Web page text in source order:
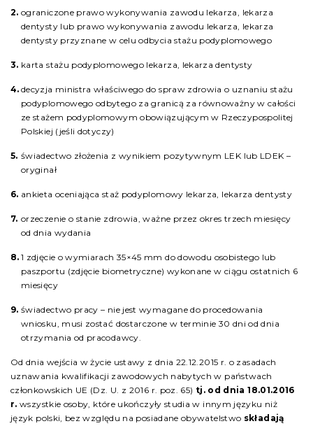
ograniczone prawo wykonywania zawodu lekarza, lekarza
dentysty lub prawo wykonywania zawodu lekarza, lekarza
dentysty przyznane w celu odbycia stażu podyplomowego
karta stażu podyplomowego lekarza, lekarza dentysty
decyzja ministra właściwego do spraw zdrowia o uznaniu stażu
podyplomowego odbytego za granicą za równoważny w całości
ze stażem podyplomowym obowiązującym w Rzeczypospolitej
Polskiej (jeśli dotyczy)
świadectwo złożenia z wynikiem pozytywnym LEK lub LDEK –
oryginał
ankieta oceniająca staż podyplomowy lekarza, lekarza dentysty
orzeczenie o stanie zdrowia, ważne przez okres trzech miesięcy
od dnia wydania
1 zdjęcie o wymiarach 35×45 mm do dowodu osobistego lub
paszportu (zdjęcie biometryczne) wykonane w ciągu ostatnich 6
miesięcy
świadectwo pracy – nie jest wymagane do procedowania
wniosku, musi zostać dostarczone w terminie 30 dni od dnia
otrzymania od pracodawcy.
Od dnia wejścia w życie ustawy z dnia 22.12.2015 r. o zasadach
uznawania kwalifikacji zawodowych nabytych w państwach
członkowskich UE (Dz. U. z 2016 r. poz. 65) tj. od dnia 18.01.2016
r. wszystkie osoby, które ukończyły studia w innym języku niż
język polski, bez względu na posiadane obywatelstwo składają